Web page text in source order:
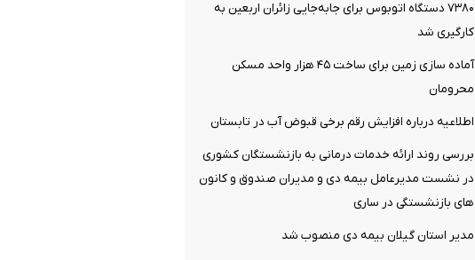
۷۳۸۰ دستگاه اتوبوس برای جابه‌جایی زائران اربعین به‌
کارگیری شد
آماده سازی زمین برای ساخت ۴۵ هزار واحد مسکن
محرومان
اطلاعیه درباره افزایش رقم برخی قبوض آب در تابستان
بررسی روند ارائه خدمات درمانی به بازنشستگان کشوری
در نشست مدیرعامل بیمه دی و مدیران صندوق و کانون
های بازنشستگی در ساری
مدیر استان گیلان بیمه دی منصوب شد